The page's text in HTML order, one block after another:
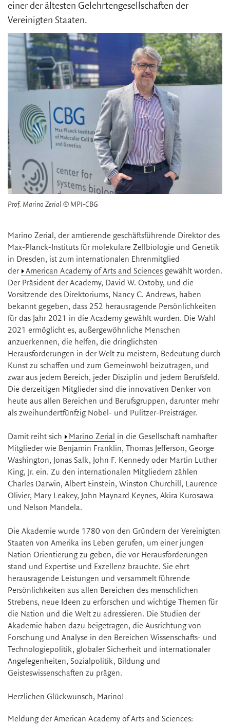
einer der ältesten Gelehrtengesellschaften der
Vereinigten Staaten.
Prof. Marino Zerial © MPI-CBG
Marino Zerial, der amtierende geschäftsführende Direktor des
Max-Planck-Instituts für molekulare Zellbiologie und Genetik
in Dresden, ist zum internationalen Ehrenmitglied
der
American Academy of Arts and Sciences gewählt worden.
Der Präsident der Academy, David W. Oxtoby, und die
Vorsitzende des Direktoriums, Nancy C. Andrews, haben
bekannt gegeben, dass 252 herausragende Persönlichkeiten
für das Jahr 2021 in die Academy gewählt wurden. Die Wahl
2021 ermöglicht es, außergewöhnliche Menschen
anzuerkennen, die helfen, die dringlichsten
Herausforderungen in der Welt zu meistern, Bedeutung durch
Kunst zu schaffen und zum Gemeinwohl beizutragen, und
zwar aus jedem Bereich, jeder Disziplin und jedem Berufsfeld.
Die derzeitigen Mitglieder sind die innovativen Denker von
heute aus allen Bereichen und Berufsgruppen, darunter mehr
als zweihundertfünfzig Nobel- und Pulitzer-Preisträger.
Damit reiht sich Marino Zerial in die Gesellschaft namhafter
Mitglieder wie Benjamin Franklin, Thomas Jefferson, George
Washington, Jonas Salk, John F. Kennedy oder Martin Luther
King, Jr. ein. Zu den internationalen Mitgliedern zählen
Charles Darwin, Albert Einstein, Winston Churchill, Laurence
Olivier, Mary Leakey, John Maynard Keynes, Akira Kurosawa
und Nelson Mandela.
Die Akademie wurde 1780 von den Gründern der Vereinigten
Staaten von Amerika ins Leben gerufen, um einer jungen
Nation Orientierung zu geben, die vor Herausforderungen
stand und Expertise und Exzellenz brauchte. Sie ehrt
herausragende Leistungen und versammelt führende
Persönlichkeiten aus allen Bereichen des menschlichen
Strebens, neue Ideen zu erforschen und wichtige Themen für
die Nation und die Welt zu adressieren. Die Studien der
Akademie haben dazu beigetragen, die Ausrichtung von
Forschung und Analyse in den Bereichen Wissenschafts- und
Technologiepolitik, globaler Sicherheit und internationaler
Angelegenheiten, Sozialpolitik, Bildung und
Geisteswissenschaften zu prägen.
Herzlichen Glückwunsch, Marino!
Meldung der American Academy of Arts and Sciences: